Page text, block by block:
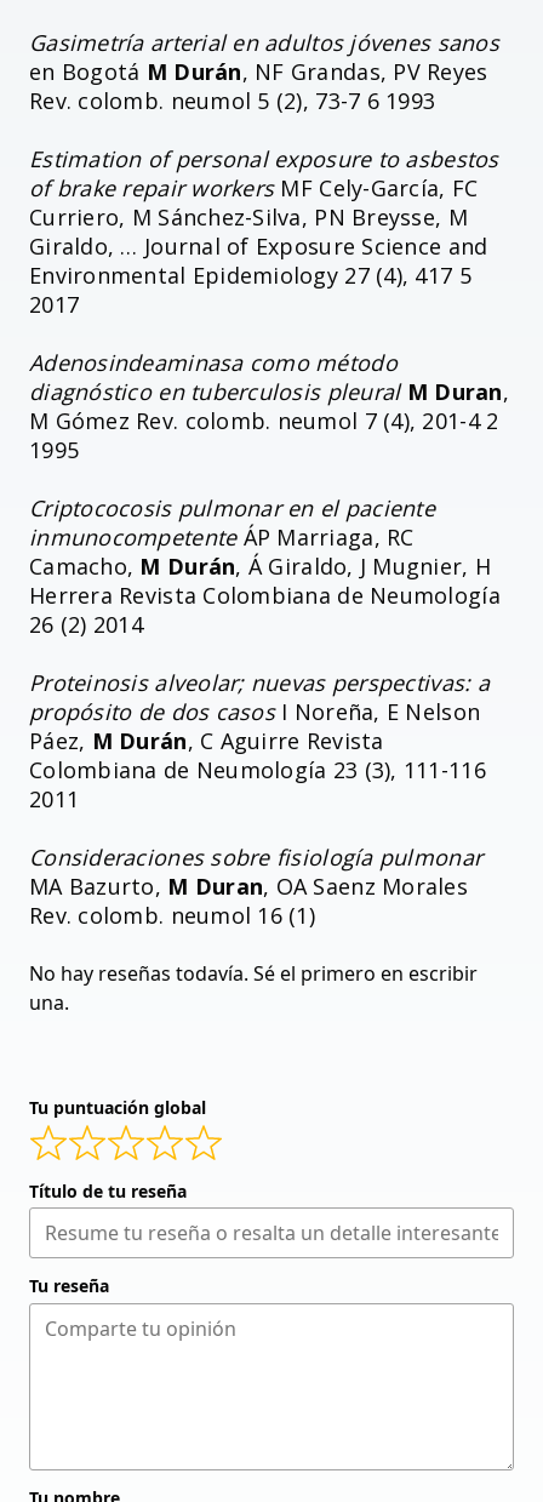
Gasimetría arterial en adultos jóvenes sanos
en Bogotá M Durán, NF Grandas, PV Reyes
Rev. colomb. neumol 5 (2), 73-7 6 1993
Estimation of personal exposure to asbestos
of brake repair workersMF Cely-García, FC
Curriero, M Sánchez-Silva, PN Breysse, M
Giraldo, … Journal of Exposure Science and
Environmental Epidemiology 27 (4), 417 5
2017
Adenosindeaminasa como método
diagnóstico en tuberculosis pleural M Duran,
M Gómez Rev. colomb. neumol 7 (4), 201-4 2
1995
Criptococosis pulmonar en el paciente
inmunocompetenteÁP Marriaga, RC
Camacho, M Durán, Á Giraldo, J Mugnier, H
Herrera Revista Colombiana de Neumología
26 (2) 2014
Proteinosis alveolar; nuevas perspectivas: a
propósito de dos casosI Noreña, E Nelson
Páez, M Durán, C Aguirre Revista
Colombiana de Neumología 23 (3), 111-116
2011
Consideraciones sobre fisiología pulmonar
MA Bazurto, M Duran, OA Saenz Morales
Rev. colomb. neumol 16 (1)
No hay reseñas todavía. Sé el primero en escribir
una.
Tu puntuación global
Título de tu reseña
Tu reseña
Tu nombre